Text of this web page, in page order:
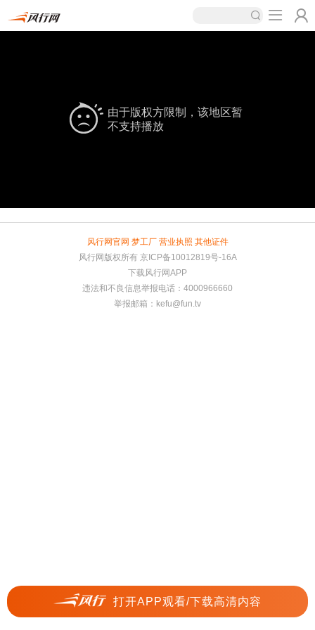
由于版权方限制，该地区暂
不支持播放
打开APP观看/下载高清内容
风行网官网 梦工厂 营业执照 其他证件
风行网版权所有 京ICP备10012819号-16A
下载风行网APP
违法和不良信息举报电话：4000966660
举报邮箱： kefu@fun.tv